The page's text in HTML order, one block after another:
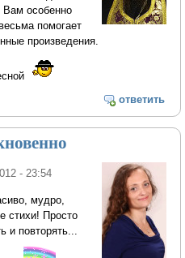
Вам особенно
помогает
произведения.
ответить
- 23:54
мудро,
стихи! Просто
и повторять...